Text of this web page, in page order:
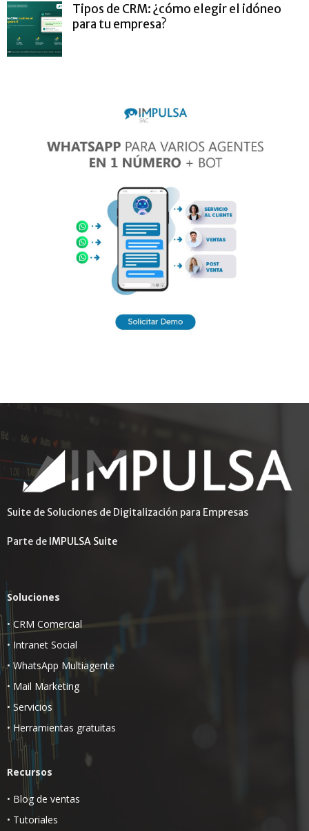
Tipos de CRM: ¿cómo elegir el idóneo
para tu empresa?
Suite de Soluciones de Digitalización para Empresas
Parte de IMPULSA Suite
Soluciones
•CRM Comercial
• Intranet Social
• WhatsApp Multiagente
• Mail Marketing
• Servicios
• Herramientas gratuitas
Recursos
• Blog de ventas
• Tutoriales